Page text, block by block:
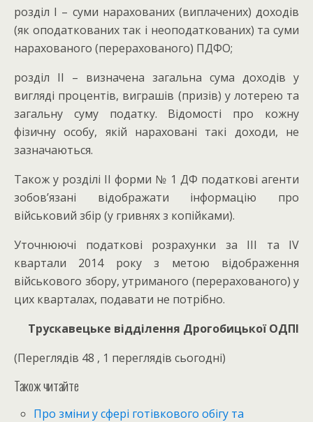
розділ I – суми нарахованих (виплачених) доходів
(як оподаткованих так і неоподаткованих) та суми
нарахованого (перерахованого) ПДФО;
розділ II – визначена загальна сума доходів у
вигляді процентів, виграшів (призів) у лотерею та
загальну суму податку. Відомості про кожну
фізичну особу, якій нараховані такі доходи, не
зазначаються.
Також у розділі II форми № 1 ДФ податкові агенти
зобов’язані відображати інформацію про
військовий збір (у гривнях з копійками).
Уточнюючі податкові розрахунки за III та IV
квартали 2014 року з метою відображення
військового збору, утриманого (перерахованого) у
цих кварталах, подавати не потрібно.
Трускавецьке відділення Дрогобицької ОДПІ
(Переглядів 48 , 1 переглядів сьогодні)
Також читайте
Про зміни у сфері готівкового обігу та